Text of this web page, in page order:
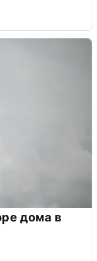
дома в